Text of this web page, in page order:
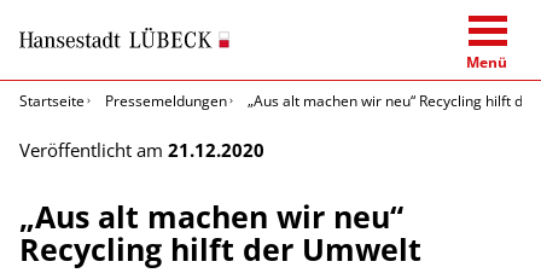
Menü
Startseite
Pressemeldungen „Aus alt machen wir neu“ Recycling hilft
Veröffentlicht am 21.12.2020
„Aus alt machen wir neu“
Recycling hilft der Umwelt